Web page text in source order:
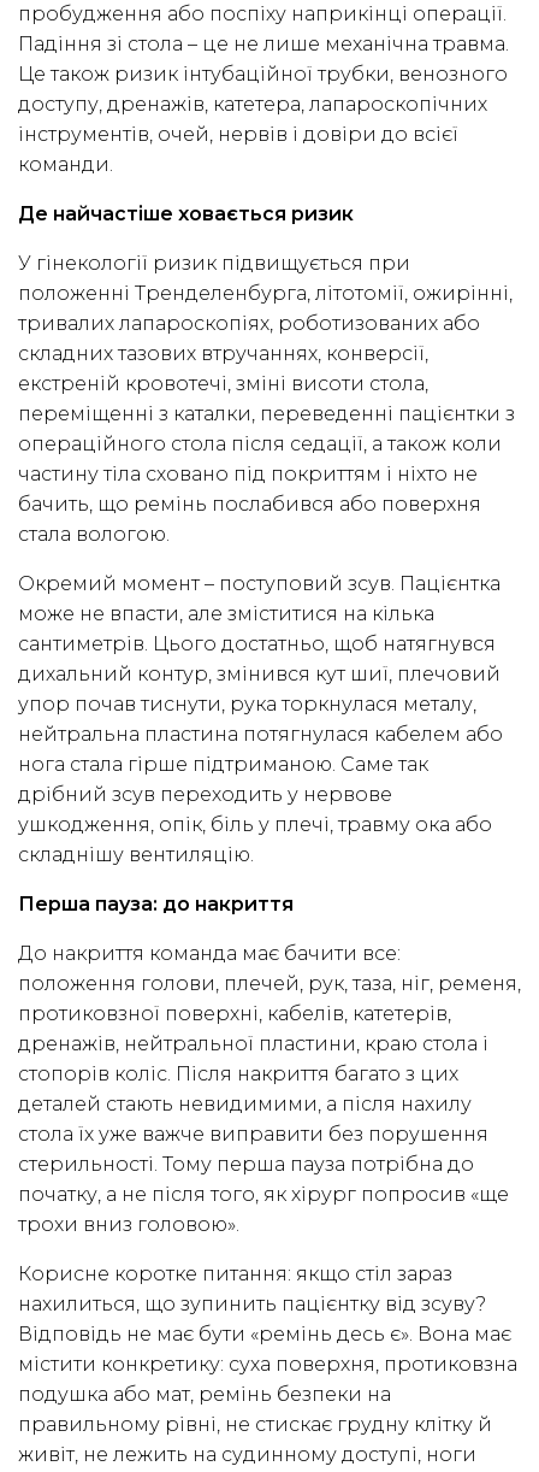
пробудження або поспіху наприкінці операції.
Падіння зі стола – це не лише механічна травма.
Це також ризик інтубаційної трубки, венозного
доступу, дренажів, катетера, лапароскопічних
інструментів, очей, нервів і довіри до всієї
команди.
Де найчастіше ховається ризик
У гінекології ризик підвищується при
положенні Тренделенбурга, літотомії, ожирінні,
тривалих лапароскопіях, роботизованих або
складних тазових втручаннях, конверсії,
екстреній кровотечі, зміні висоти стола,
переміщенні з каталки, переведенні пацієнтки з
операційного стола після седації, а також коли
частину тіла сховано під покриттям і ніхто не
бачить, що ремінь послабився або поверхня
стала вологою.
Окремий момент – поступовий зсув. Пацієнтка
може не впасти, але зміститися на кілька
сантиметрів. Цього достатньо, щоб натягнувся
дихальний контур, змінився кут шиї, плечовий
упор почав тиснути, рука торкнулася металу,
нейтральна пластина потягнулася кабелем або
нога стала гірше підтриманою. Саме так
дрібний зсув переходить у нервове
ушкодження, опік, біль у плечі, травму ока або
складнішу вентиляцію.
Перша пауза: до накриття
До накриття команда має бачити все:
положення голови, плечей, рук, таза, ніг, ременя,
протиковзної поверхні, кабелів, катетерів,
дренажів, нейтральної пластини, краю стола і
стопорів коліс. Після накриття багато з цих
деталей стають невидимими, а після нахилу
стола їх уже важче виправити без порушення
стерильності. Тому перша пауза потрібна до
початку, а не після того, як хірург попросив «ще
трохи вниз головою».
Корисне коротке питання: якщо стіл зараз
нахилиться, що зупинить пацієнтку від зсуву?
Відповідь не має бути «ремінь десь є». Вона має
містити конкретику: суха поверхня, протиковзна
подушка або мат, ремінь безпеки на
правильному рівні, не стискає грудну клітку й
живіт, не лежить на судинному доступі, ноги